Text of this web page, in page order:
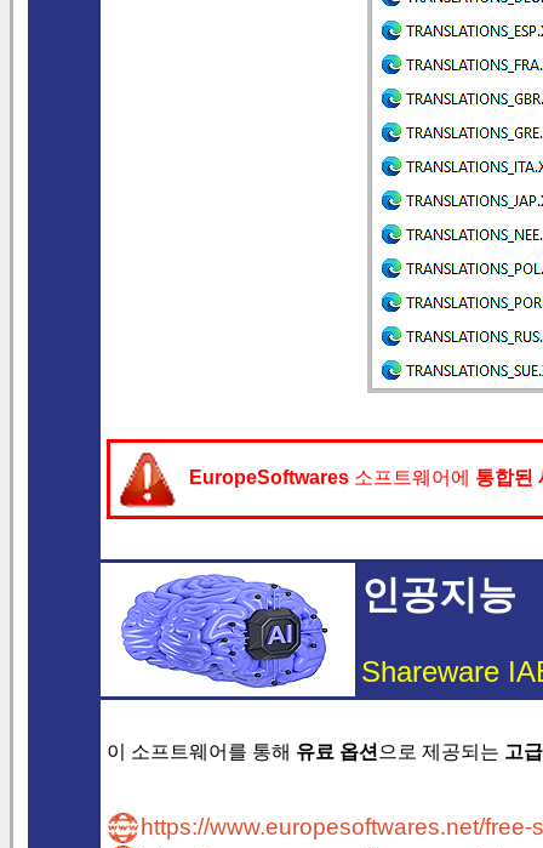
EuropeSoftwares 소프트웨어에 통합된
인공지능
Shareware
이 소프트웨어를 통해 유료 옵션 으로 제공되는 고
https://www.europesoftwares.net/